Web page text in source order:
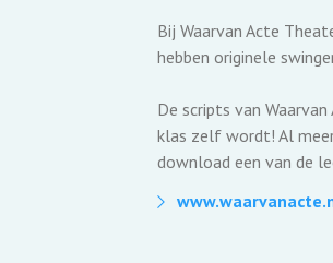
Bij Waarvan Acte
hebben originele
De scripts van
klas zelf wordt! Al meer
download een van de